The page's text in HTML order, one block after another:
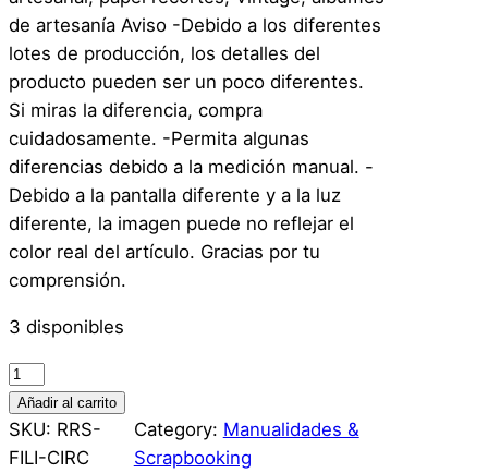
de artesanía Aviso -Debido a los diferentes
lotes de producción, los detalles del
producto pueden ser un poco diferentes.
Si miras la diferencia, compra
cuidadosamente. -Permita algunas
diferencias debido a la medición manual. -
Debido a la pantalla diferente y a la luz
diferente, la imagen puede no reflejar el
color real del artículo. Gracias por tu
comprensión.
3 disponibles
F
i
l
i
Añadir al carrito
SKU: RRS-
FILI-CIRC
Category: Manualidades &
Scrapbooking